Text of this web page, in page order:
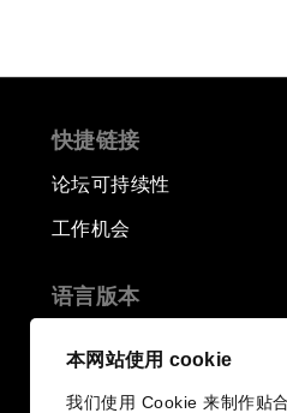
本网站使用 cookie
我们使用 Cookie 来制作贴
快捷链接
论坛可持续性
工作机会
语言版本